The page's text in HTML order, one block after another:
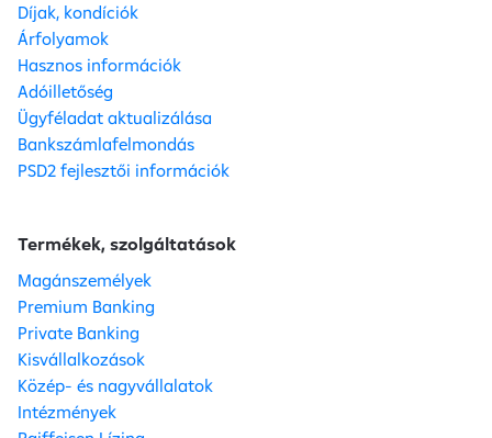
Díjak, kondíciók
Árfolyamok
Hasznos információk
Adóilletőség
Ügyféladat aktualizálása
Bankszámlafelmondás
PSD2 fejlesztői információk
Termékek, szolgáltatások
Magánszemélyek
Premium Banking
Private Banking
Kisvállalkozások
Közép- és nagyvállalatok
Intézmények